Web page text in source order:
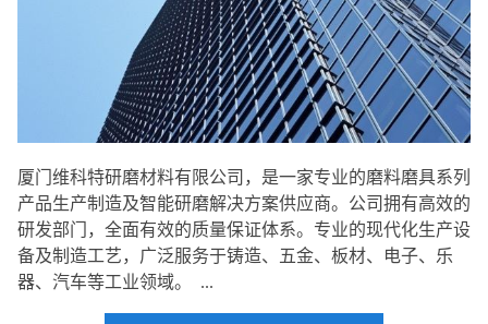
厦门维科特研磨材料有限公司，是一家专业的磨料磨具系列
产品生产制造及智能研磨解决方案供应商。公司拥有高效的
研发部门，全面有效的质量保证体系。专业的现代化生产设
备及制造工艺，广泛服务于铸造、五金、板材、电子、乐
器、汽车等工业领域。 ...